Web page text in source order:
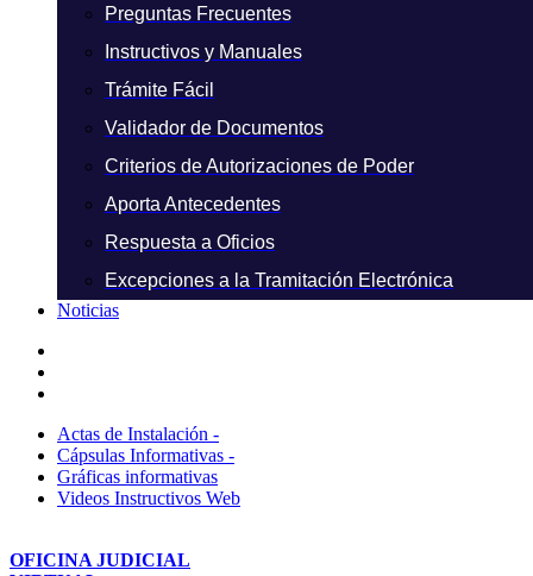
Preguntas Frecuentes
Instructivos y Manuales
Trámite Fácil
Validador de Documentos
Criterios de Autorizaciones de Poder
Aporta Antecedentes
Respuesta a Oficios
Excepciones a la Tramitación Electrónica
Noticias
Actas de Instalación -
Cápsulas Informativas -
Gráficas informativas
Videos Instructivos Web
OFICINA JUDICIAL